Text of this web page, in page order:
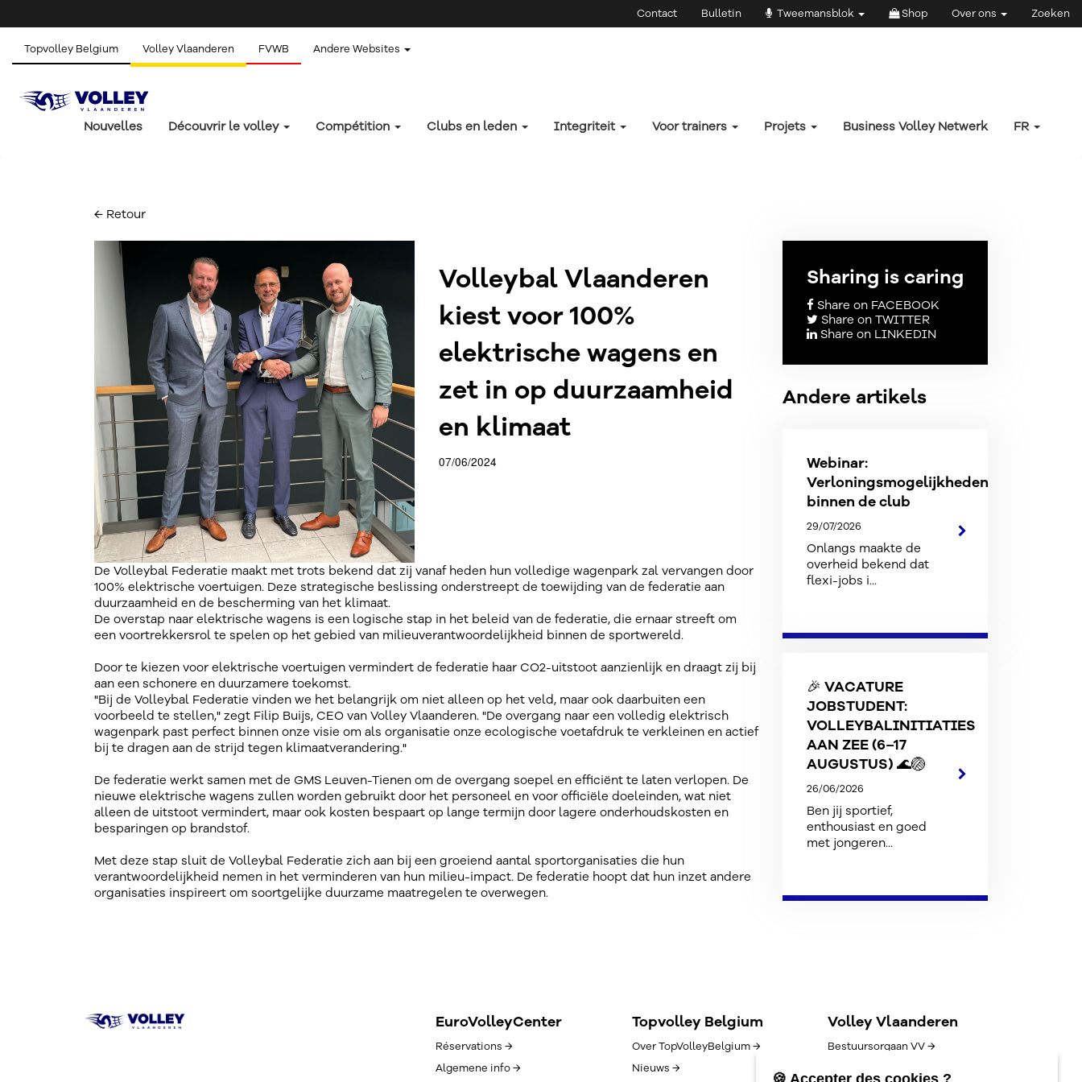
Contact Bulletin Tweemansblok Shop Over ons Zoeken
Topvolley Belgium Volley Vlaanderen FVWB Andere Websites
Nouvelles Découvrir le volley Compétition Clubs en leden Integriteit Voor trainers Projets Business Volley Netwerk FR
← Retour
Volleybal Vlaanderen
kiest voor 100%
elektrische wagens en
zet in op duurzaamheid
en klimaat
07/06/2024
De Volleybal Federatie maakt met trots bekend dat zij vanaf heden hun volledige wagenpark zal vervangen door
100% elektrische voertuigen. Deze strategische beslissing onderstreept de toewijding van de federatie aan
duurzaamheid en de bescherming van het klimaat.
De overstap naar elektrische wagens is een logische stap in het beleid van de federatie, die ernaar streeft om
een voortrekkersrol te spelen op het gebied van milieuverantwoordelijkheid binnen de sportwereld.
Door te kiezen voor elektrische voertuigen vermindert de federatie haar CO2-uitstoot aanzienlijk en draagt zij bij
aan een schonere en duurzamere toekomst.
"Bij de Volleybal Federatie vinden we het belangrijk om niet alleen op het veld, maar ook daarbuiten een
voorbeeld te stellen," zegt Filip Buijs, CEO van Volley Vlaanderen. "De overgang naar een volledig elektrisch
wagenpark past perfect binnen onze visie om als organisatie onze ecologische voetafdruk te verkleinen en actief
bij te dragen aan de strijd tegen klimaatverandering."
De federatie werkt samen met de GMS Leuven-Tienen om de overgang soepel en efficiënt te laten verlopen. De
nieuwe elektrische wagens zullen worden gebruikt door het personeel en voor officiële doeleinden, wat niet
alleen de uitstoot vermindert, maar ook kosten bespaart op lange termijn door lagere onderhoudskosten en
besparingen op brandstof.
Met deze stap sluit de Volleybal Federatie zich aan bij een groeiend aantal sportorganisaties die hun
verantwoordelijkheid nemen in het verminderen van hun milieu-impact. De federatie hoopt dat hun inzet andere
organisaties inspireert om soortgelijke duurzame maatregelen te overwegen.
Sharing is caring
Share on FACEBOOK
Share on TWITTER
Share on LINKEDIN
Andere artikels
Webinar:
Verloningsmogelijkheden
binnen de club
29/07/2026
Onlangs maakte de
overheid bekend dat
flexi-jobs i...
🎉 VACATURE
JOBSTUDENT:
VOLLEYBALINITIATIES
AAN ZEE (6–17
AUGUSTUS) 🌊🏐
26/06/2026
Ben jij sportief,
enthousiast en goed
met jongeren...
Volley Vlaanderen
Bestuursorgaan VV →
Topvolley Belgium
Over TopVolleyBelgium →
Nieuws →
EuroVolleyCenter
Réservations →
Algemene info →
🍪 Accepter des cookies ?